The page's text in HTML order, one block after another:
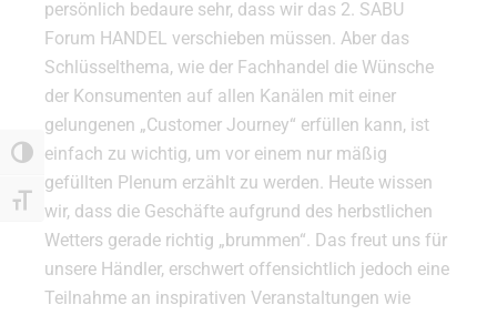
Umschalten auf hohe Kontraste
Schrift vergrößern
persönlich bedaure sehr, dass wir das 2. SABU
Forum HANDEL verschieben müssen. Aber das
Schlüsselthema, wie der Fachhandel die Wünsche
der Konsumenten auf allen Kanälen mit einer
gelungenen „Customer Journey“ erfüllen kann, ist
einfach zu wichtig, um vor einem nur mäßig
gefüllten Plenum erzählt zu werden. Heute wissen
wir, dass die Geschäfte aufgrund des herbstlichen
Wetters gerade richtig „brummen“. Das freut uns für
unsere Händler, erschwert offensichtlich jedoch eine
Teilnahme an inspirativen Veranstaltungen wie